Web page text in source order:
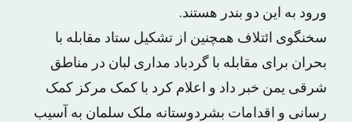
ورود به این دو بندر هستند.
سخنگوی ائتلاف همچنین از تشکیل ستاد مقابله با
بحران برای مقابله با گردباد مداری لبان در مناطق
شرقی یمن خبر داد و اعلام کرد با کمک مرکز کمک
رسانی و اقدامات بشردوستانه ملک سلمان به آسیب